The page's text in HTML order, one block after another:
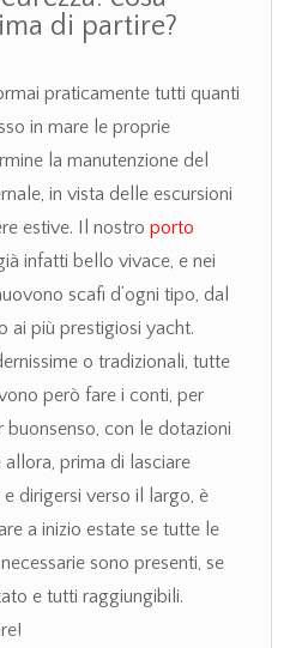
di partire?
praticamente tutti quanti
in mare le proprie
la manutenzione del
in vista delle escursioni
estive. Il nostro porto
infatti bello vivace, e nei
scafi d’ogni tipo, dal
ai più prestigiosi yacht.
o tradizionali, tutte
però fare i conti, per
con le dotazioni
allora, prima di lasciare
dirigersi verso il largo, è
a inizio estate se tutte le
sono presenti, se
e tutti raggiungibili.